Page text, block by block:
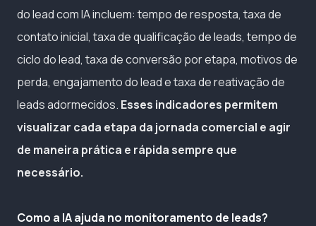
do lead com IA incluem: tempo de resposta, taxa de
contato inicial, taxa de qualificação de leads, tempo de
ciclo do lead, taxa de conversão por etapa, motivos de
perda, engajamento do lead e taxa de reativação de
leads adormecidos. Esses indicadores permitem
visualizar cada etapa da jornada comercial e agir
de maneira prática e rápida sempre que
necessário.
Como a IA ajuda no monitoramento de leads?